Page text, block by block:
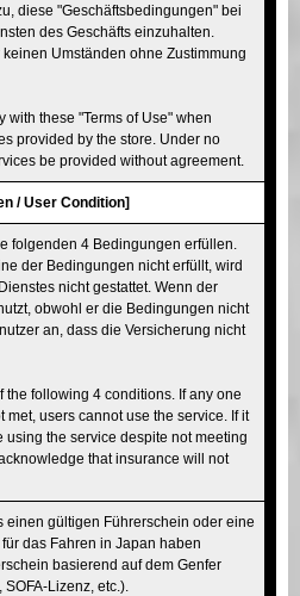
diese "Geschäftsbedingungen" bei
des Geschäfts einzuhalten.
Umständen ohne Zustimmung
with these "Terms of Use" when
provided by the store. Under no
be provided without agreement.
/ User Condition]
folgenden 4 Bedingungen erfüllen.
der Bedingungen nicht erfüllt, wird
nicht gestattet. Wenn der
obwohl er die Bedingungen nicht
an, dass die Versicherung nicht
the following 4 conditions. If any one
met, users cannot use the service. If it
using the service despite not meeting
that insurance will not
einen gültigen Führerschein oder eine
das Fahren in Japan haben
basierend auf dem Genfer
Lizenz, etc.).